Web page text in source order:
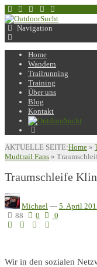
Navigation
Home
Wandern
Trailrunning
Training
Über uns
Blog
Kontakt
AKTUELLE SEITE:Home »
Mudtrail Fans »
Traumschleife
Michael — 5. April
88
0 0
Wir in den sozialen